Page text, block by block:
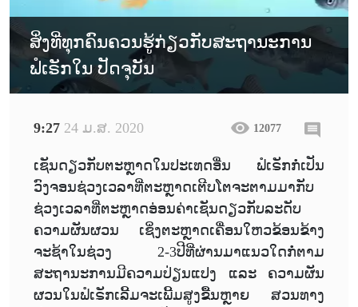
ສິ່ງທີ່ທຸກຄົນຄວນຮູ້ກ່ຽວກັບສະຖານະການ
ຟໍເຣັກໃນ ປັດຈຸບັນ
9:27 24 ມ.ສ. 2020 12077
ເຊັນດຽວກັບຕະຫຼາດໃນປະເທດອື່ນ ຟໍເຣັກກໍ່ເປັນ
ວົງຈອນຊ່ວງເວລາທີ່ຕະຫຼາດເຕີບໂຕຈະຕາມມາກັບ
ຊ່ວງເວລາທີ່ຕະຫຼາດອ່ອນຄ່າເຊັນດຽວກັບລະດັບ
ຄວາມຜັນຜວນ ເຊິ່ງຕະຫຼາດເຄື່ອນໃຫວຂ້ອນຂ້າງ
ຈະຊ້າໃນຊ່ວງ 2-3ປີທີ່ຜ່ານມາແນວໃດກໍ່ຕາມ
ສະຖານະການມີຄວາມປ່ຽນແປງ ແລະ ຄວາມຜັນ
ຜວນໃນຟໍເຣັກເລີ້ມຈະເພີ້ມສູງຂື້ນຫຼາຍ ສວນທາງ